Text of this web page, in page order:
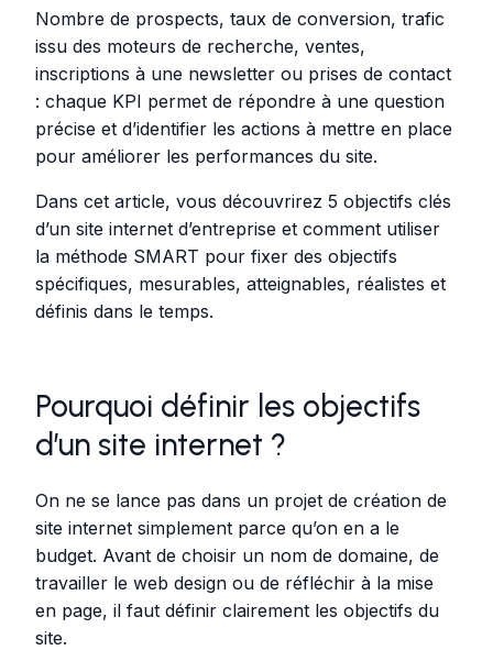
Nombre de prospects, taux de conversion, trafic
issu des moteurs de recherche, ventes,
inscriptions à une newsletter ou prises de contact
: chaque KPI permet de répondre à une question
précise et d’identifier les actions à mettre en place
pour améliorer les performances du site.
Dans cet article, vous découvrirez 5 objectifs clés
d’un site internet d’entreprise et comment utiliser
la méthode SMART pour fixer des objectifs
spécifiques, mesurables, atteignables, réalistes et
définis dans le temps.
Pourquoi définir les objectifs
d’un site internet ?
On ne se lance pas dans un projet de création de
site internet simplement parce qu’on en a le
budget. Avant de choisir un nom de domaine, de
travailler le web design ou de réfléchir à la mise
en page, il faut définir clairement les objectifs du
site.